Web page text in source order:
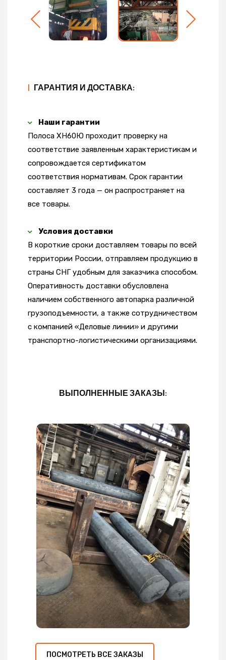
| ГАРАНТИЯ И ДОСТАВКА:
Наши гарантии
Полоса ХН60Ю проходит проверку на
соответствие заявленным характеристикам и
сопровождается сертификатом
соответствия нормативам. Срок гарантии
составляет 3 года — он распространяет на
все товары.
Условия доставки
В короткие сроки доставляем товары по всей
территории России, отправляем продукцию в
страны СНГ удобным для заказчика способом.
Оперативность доставки обусловлена
наличием собственного автопарка различной
грузоподъемности, а также сотрудничеством
с компанией «Деловые линии» и другими
транспортно-логистическими организациями.
ВЫПОЛНЕННЫЕ ЗАКАЗЫ:
ПОСМОТРЕТЬ ВСЕ ЗАКАЗЫ